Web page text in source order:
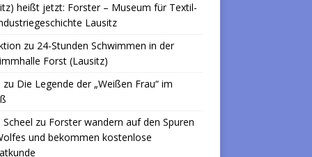
heißt jetzt: Forster – Museum für Textil-
Lausitz
zu 24-Stunden Schwimmen in der
Forst (Lausitz)
zu Die Legende der „Weißen Frau“ im
Scheel zu Forster wandern auf den Spuren
und bekommen kostenlose